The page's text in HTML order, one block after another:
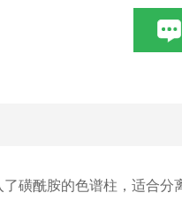
磺酰胺的色谱柱，适合分